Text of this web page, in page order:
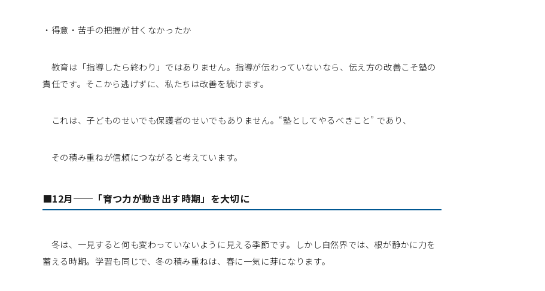
・得意・苦手の把握が甘くなかったか
教育は「指導したら終わり」ではありません。指導が伝わっていないなら、伝え方の改善こそ塾の
責任です。そこから逃げずに、私たちは改善を続けます。
これは、子どものせいでも保護者のせいでもありません。“塾としてやるべきこと” であり、
その積み重ねが信頼につながると考えています。
■12月──「育つ力が動き出す時期」を大切に
冬は、一見すると何も変わっていないように見える季節です。しかし自然界では、根が静かに力を
蓄える時期。学習も同じで、冬の積み重ねは、春に一気に芽になります。